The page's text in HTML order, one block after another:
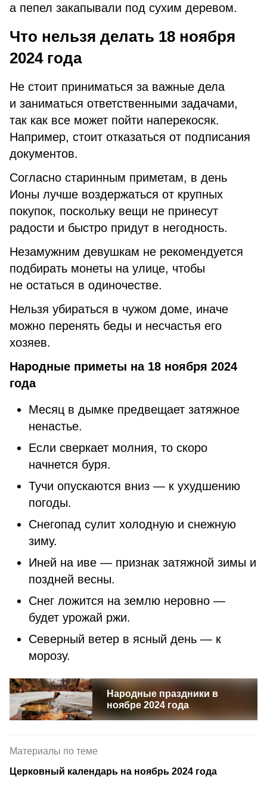
а пепел закапывали под сухим деревом.
Что нельзя делать 18 ноября
2024 года
Не стоит приниматься за важные дела
и заниматься ответственными задачами,
так как все может пойти наперекосяк.
Например, стоит отказаться от подписания
документов.
Согласно старинным приметам, в день
Ионы лучше воздержаться от крупных
покупок, поскольку вещи не принесут
радости и быстро придут в негодность.
Незамужним девушкам не рекомендуется
подбирать монеты на улице, чтобы
не остаться в одиночестве.
Нельзя убираться в чужом доме, иначе
можно перенять беды и несчастья его
хозяев.
Народные приметы на 18 ноября 2024
года
Месяц в дымке предвещает затяжное
ненастье.
Если сверкает молния, то скоро
начнется буря.
Тучи опускаются вниз — к ухудшению
погоды.
Снегопад сулит холодную и снежную
зиму.
Иней на иве — признак затяжной зимы и
поздней весны.
Снег ложится на землю неровно —
будет урожай ржи.
Северный ветер в ясный день — к
морозу.
Народные праздники в
ноябре 2024 года
Материалы по теме
Церковный календарь на ноябрь 2024 года